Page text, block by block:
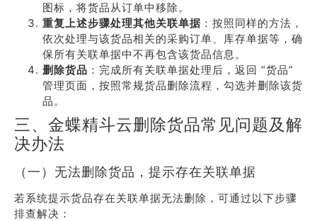
图标，将货品从订单中移除。
重复上述步骤处理其他关联单据 ：按照同样的方法，
依次处理与该货品相关的采购订单、库存单据等，确
保所有关联单据中不再包含该货品信息。
删除货品 ：完成所有关联单据处理后，返回 “货品”
管理页面，按照常规货品删除流程，勾选并删除该货
品。
三、金蝶精斗云删除货品常见问题及解
决办法
（一）无法删除货品，提示存在关联单据
若系统提示货品存在关联单据无法删除，可通过以下步骤
排查解决：